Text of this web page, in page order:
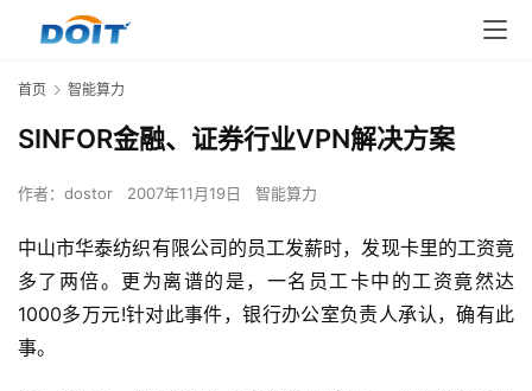
首页 智能算力
SINFOR金融、证券行业VPN解决方案
作者： dostor 2007年11月19日 智能算力
中山市华泰纺织有限公司的员工发薪时，发现卡里的工资竟
多了两倍。更为离谱的是，一名员工卡中的工资竟然达
1000多万元!针对此事件，银行办公室负责人承认，确有此
事。